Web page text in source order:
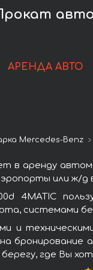
авто
АРЕНДА АВТО
Mercedes-Benz
в аренду
или ж/д
4MATIC
системами
и
бронирование
берегу, где Вы